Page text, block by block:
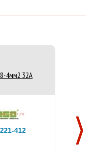
4мм2 32A
221-412